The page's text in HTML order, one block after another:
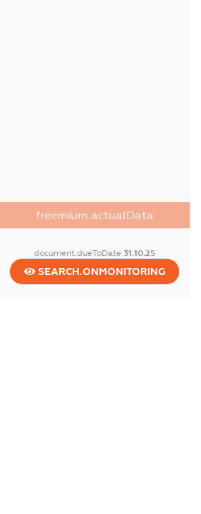
freemium.actualData
document.dueToDate31.10.25
SEARCH.ONMONITORING